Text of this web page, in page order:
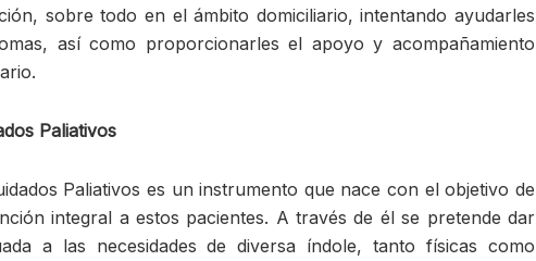
sobre todo en el ámbito domiciliario, intentando ayudarles
así como proporcionarles el apoyo y acompañamiento
Paliativos
Paliativos es un instrumento que nace con el objetivo de
integral a estos pacientes. A través de él se pretende dar
a las necesidades de diversa índole, tanto físicas como